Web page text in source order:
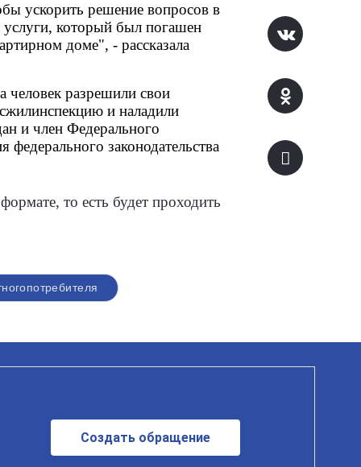
ускорить решение вопросов в
услуги, который был погашен
доме", - рассказала
человек разрешили свои
и наладили
и член Федерального
законодательства
то есть будет проходить
Создать обращение